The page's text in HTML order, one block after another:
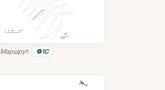
Маршрут 1C